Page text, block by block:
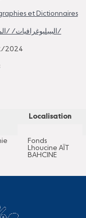
et Dictionnaires
/البيبليوغرافيات/ /المغرب/
2024
Localisation
Fonds
Lhoucine AÏT
BAHCINE